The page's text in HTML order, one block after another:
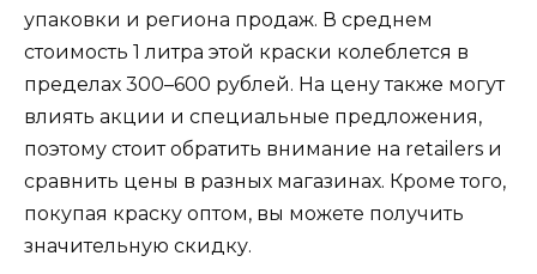
упаковки и региона продаж. В среднем
стоимость 1 литра этой краски колеблется в
пределах 300–600 рублей. На цену также могут
влиять акции и специальные предложения,
поэтому стоит обратить внимание на retailers и
сравнить цены в разных магазинах. Кроме того,
покупая краску оптом, вы можете получить
значительную скидку.